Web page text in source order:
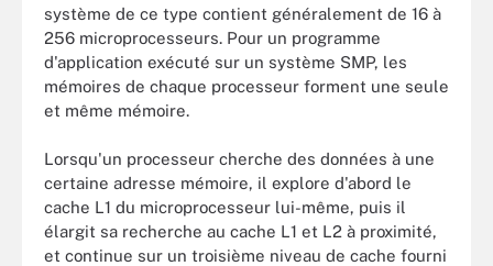
système de ce type contient généralement de 16 à
256 microprocesseurs. Pour un programme
d'application exécuté sur un système SMP, les
mémoires de chaque processeur forment une seule
et même mémoire.
Lorsqu'un processeur cherche des données à une
certaine adresse mémoire, il explore d'abord le
cache L1 du microprocesseur lui-même, puis il
élargit sa recherche au cache L1 et L2 à proximité,
et continue sur un troisième niveau de cache fourni